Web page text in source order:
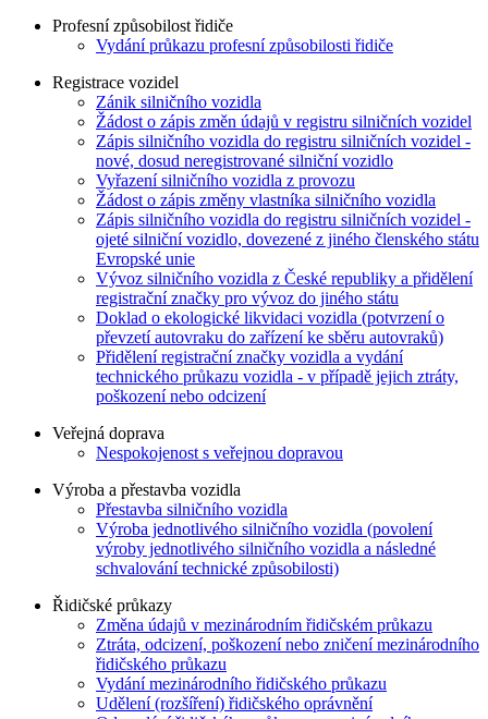
Profesní způsobilost řidiče
Vydání průkazu profesní způsobilosti řidiče
Registrace vozidel
Zánik silničního vozidla
Žádost o zápis změn údajů v registru silničních vozidel
Zápis silničního vozidla do registru silničních vozidel -
nové, dosud neregistrované silniční vozidlo
Vyřazení silničního vozidla z provozu
Žádost o zápis změny vlastníka silničního vozidla
Zápis silničního vozidla do registru silničních vozidel -
ojeté silniční vozidlo, dovezené z jiného členského státu
Evropské unie
Vývoz silničního vozidla z České republiky a přidělení
registrační značky pro vývoz do jiného státu
Doklad o ekologické likvidaci vozidla (potvrzení o
převzetí autovraku do zařízení ke sběru autovraků)
Přidělení registrační značky vozidla a vydání
technického průkazu vozidla - v případě jejich ztráty,
poškození nebo odcizení
Veřejná doprava
Nespokojenost s veřejnou dopravou
Výroba a přestavba vozidla
Přestavba silničního vozidla
Výroba jednotlivého silničního vozidla (povolení
výroby jednotlivého silničního vozidla a následné
schvalování technické způsobilosti)
Řidičské průkazy
Změna údajů v mezinárodním řidičském průkazu
Ztráta, odcizení, poškození nebo zničení mezinárodního
řidičského průkazu
Vydání mezinárodního řidičského průkazu
Udělení (rozšíření) řidičského oprávnění